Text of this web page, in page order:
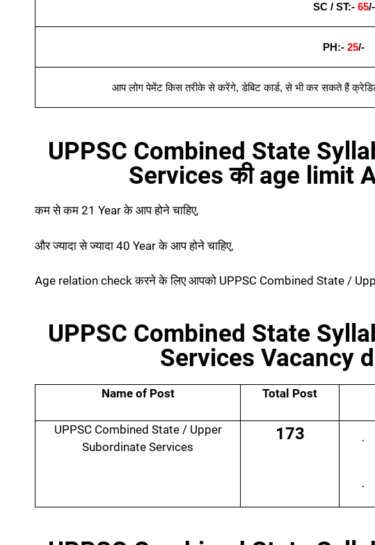
SC / ST:- 65/-
PH:- 25/-
आप लोग पेमेंट किस तरीके से करेंगे,डेबिट कार्ड,से भी कर सकते हैं
UPPSC Combined State
Services की age limit
कम से कम 21 Year के आप होने चाहिए,
और ज्यादा से ज्यादा 40 Year के आप होने चाहिए,
Age relation check करने के लिए आपको UPPSC Combined State /
UPPSC Combined State
Services Vacancy
Name of Post Total Post
UPPSC Combined State / Upper
Subordinate Services
173 ·
·